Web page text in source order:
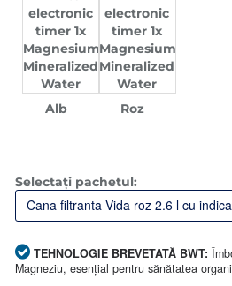
TEHNOLOGIE BREVETATĂ BWT:
Magneziu, esențial pentru sănătatea
Alb Roz
Selectați pachetul: